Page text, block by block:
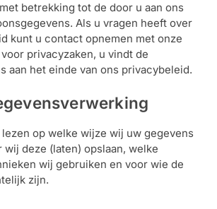
betrekking tot de door u aan ons
Als u vragen heeft over
kunt u contact opnemen met onze
privacyzaken, u vindt de
aan het einde van ons privacybeleid.
op welke wijze wij uw gegevens
wij deze (laten) opslaan, welke
wij gebruiken en voor wie de
zijn.